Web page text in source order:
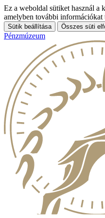
Ez a weboldal sütiket használ a
amelyben további
Sütik beállítása Összes süti
Pénzmúzeum